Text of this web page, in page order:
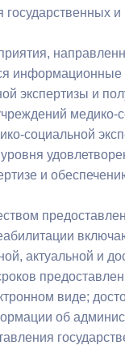
государственных
информационные
экспертизы и
медико-
социальной
и
актуальной и
виде;
об